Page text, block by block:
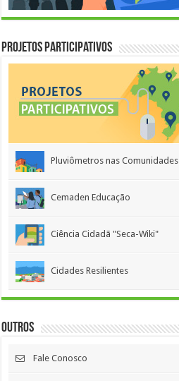
Projetos Participativos
Pluviômetros nas Comunidades
Cemaden Educação
Ciência Cidadã "Seca-Wiki"
Cidades Resilientes
Outros
Fale Conosco